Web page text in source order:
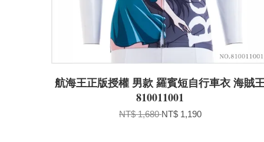
航海王正版授權 男款 羅賓短自行車衣 海賊
810011001
NT$ 1,680NT$ 1,190